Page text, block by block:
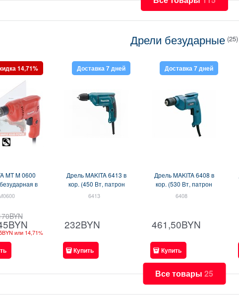
Дрели безударные (25)
MT M 0600
в
(350Вт,
14,71%
BYN
BYN
или 14,71%
Дрель MAKITA 6413 в
кор. (450 Вт, патрон
БЗП, 1 скор.) (6413)
6413
Доставка 7 дней
232BYN
Купить
Дрель MAKITA 6408 в
кор. (530 Вт, патрон
БЗП, 1 скор.) (6408)
6408
Доставка 7 дней
461,50BYN
Купить
Все товары 25